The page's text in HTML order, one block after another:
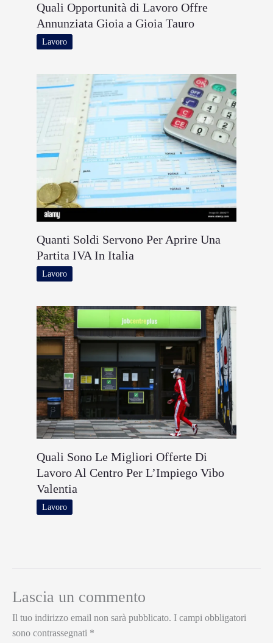
Quali Opportunità di Lavoro Offre
Annunziata Gioia a Gioia Tauro
Lavoro
Quanti Soldi Servono Per Aprire Una
Partita IVA In Italia
Lavoro
Quali Sono Le Migliori Offerte Di
Lavoro Al Centro Per L’Impiego Vibo
Valentia
Lavoro
Lascia un commento
Il tuo indirizzo email non sarà pubblicato. I campi obbligatori
sono contrassegnati *